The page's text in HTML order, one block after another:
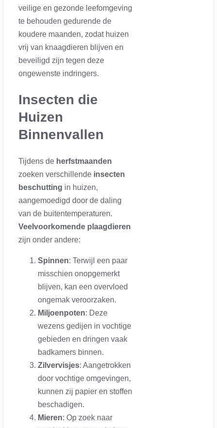
veilige en gezonde leefomgeving
te behouden gedurende de
koudere maanden, zodat huizen
vrij van knaagdieren blijven en
beveiligd zijn tegen deze
ongewenste indringers.
Insecten die
Huizen
Binnenvallen
Tijdens de herfstmaanden
zoeken verschillende insecten
beschutting in huizen,
aangemoedigd door de daling
van de buitentemperaturen.
Veelvoorkomende plaagdieren
zijn onder andere:
Spinnen: Terwijl een paar
misschien onopgemerkt
blijven, kan een overvloed
ongemak veroorzaken.
Miljoenpoten: Deze
wezens gedijen in vochtige
gebieden en dringen vaak
badkamers binnen.
Zilvervisjes: Aangetrokken
door vochtige omgevingen,
kunnen zij papier en stoffen
beschadigen.
Mieren: Op zoek naar